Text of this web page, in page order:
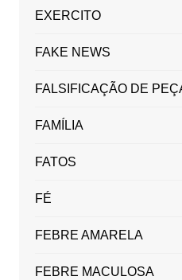
EXERCITO
FAKE NEWS
FALSIFICAÇÃO DE
FAMÍLIA
FATOS
FÉ
FEBRE AMARELA
FEBRE MACULOSA